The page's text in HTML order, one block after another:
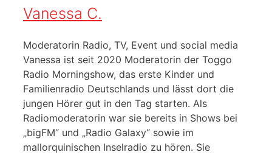
Vanessa C.
Moderatorin Radio, TV, Event und social media
Vanessa ist seit 2020 Moderatorin der Toggo
Radio Morningshow, das erste Kinder und
Familienradio Deutschlands und lässt dort die
jungen Hörer gut in den Tag starten. Als
Radiomoderatorin war sie bereits in Shows bei
„bigFM“ und „Radio Galaxy“ sowie im
mallorquinischen Inselradio zu hören. Sie